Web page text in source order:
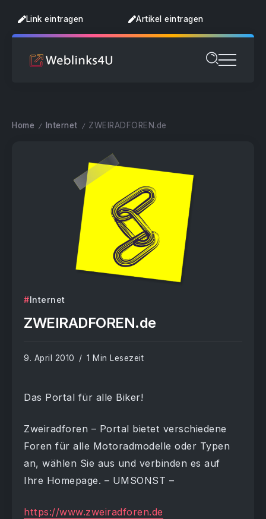
Link eintragen Artikel eintragen
Home / Internet / ZWEIRADFOREN.de
Internet
ZWEIRADFOREN.de
9. April 2010 1 Min Lesezeit
Das Portal für alle Biker!
Zweiradforen – Portal bietet verschiedene
Foren für alle Motoradmodelle oder Typen
an, wählen Sie aus und verbinden es auf
Ihre Homepage. – UMSONST –
https://www.zweiradforen.de